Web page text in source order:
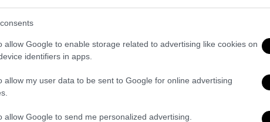
allow Google to enable storage related to advertising like cookies on
identifiers in apps.
allow my user data to be sent to Google for online advertising
allow Google to send me personalized advertising.